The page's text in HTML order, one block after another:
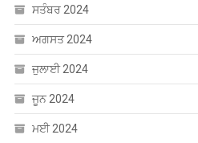
ਸਤੰਬਰ 2024
ਅਗਸਤ 2024
ਜੁਲਾਈ 2024
ਜੂਨ 2024
ਮਈ 2024